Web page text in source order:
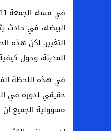
البيضاء، في حادث
التغيير. لكن هذه
المدينة، وحول
في هذه اللحظة
حقيقي لدوره في
مسؤولية الجميع